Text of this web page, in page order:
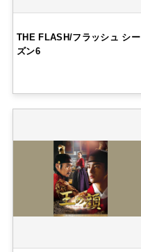
THE FLASH/フラッシュ シー
ズン6